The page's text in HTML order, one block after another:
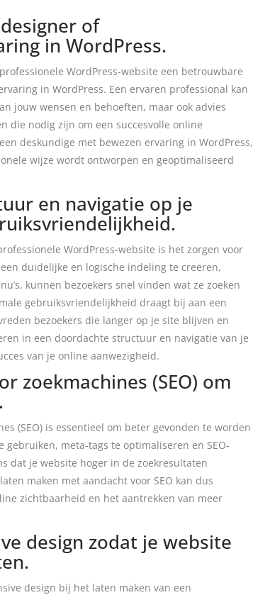
of
in WordPress.
WordPress-website een betrouwbare
in WordPress. Een ervaren professional kan
jouw wensen en behoeften, maar ook advies
die nodig zijn om een succesvolle online
deskundige met bewezen ervaring in WordPress,
wijze wordt ontworpen en geoptimaliseerd
en navigatie op je
WordPress-website is het zorgen voor
duidelijke en logische indeling te creëren,
kunnen bezoekers snel vinden wat ze zoeken
gebruiksvriendelijkheid draagt bij aan een
bezoekers die langer op je site blijven en
in een doordachte structuur en navigatie van je
van je online aanwezigheid.
zoekmachines (SEO) om
(SEO) is essentieel om beter gevonden te worden
meta-tags te optimaliseren en SEO-
dat je website hoger in de zoekresultaten
maken met aandacht voor SEO kan dus
zichtbaarheid en het aantrekken van meer
design zodat je website
design bij het laten maken van een